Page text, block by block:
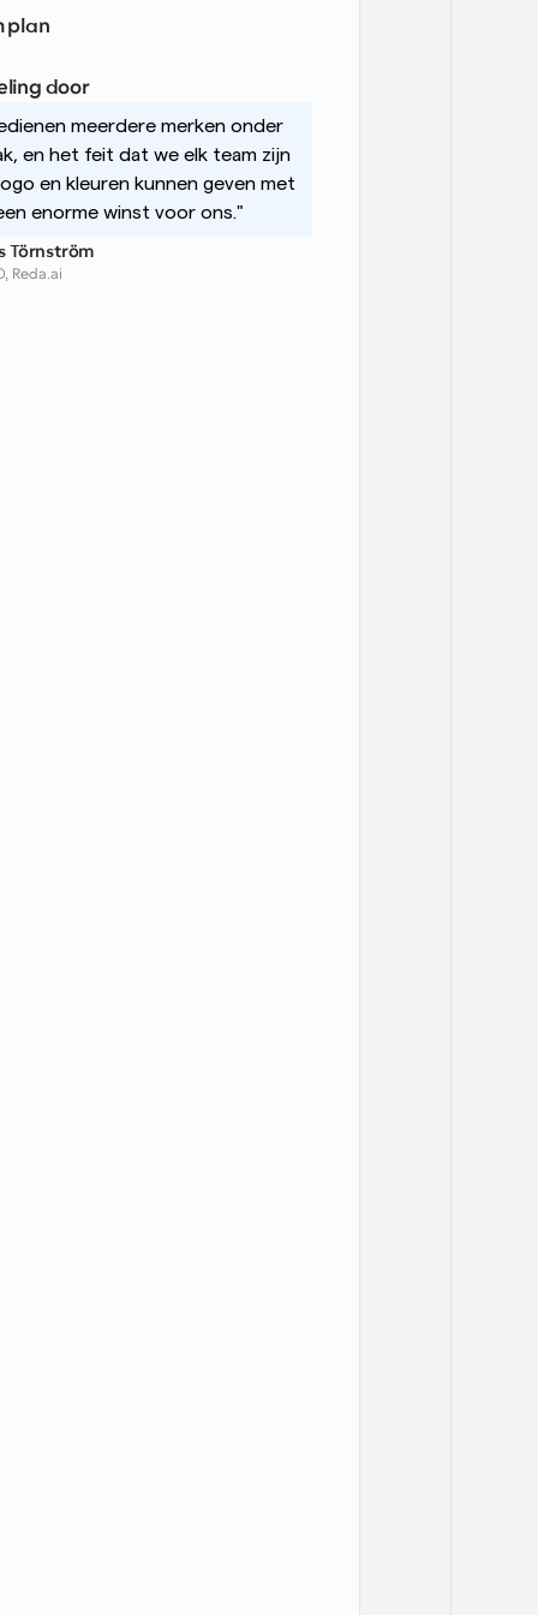
plan
door
meerdere merken onder
en het feit dat we elk team zijn
en kleuren kunnen geven met
enorme winst voor ons."
Törnström
Reda.ai